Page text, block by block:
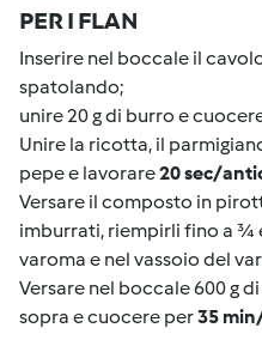
PER I FLAN
Inserire nel boccale il
spatolando;
unire 20 g di burro e
Unire la ricotta, il
pepe e lavorare20 sec/
Versare il composto in
imburrati, riempirli fino a ¾
varoma e nel vassoio del
Versare nel boccale 600 g
sopra e cuocere per35